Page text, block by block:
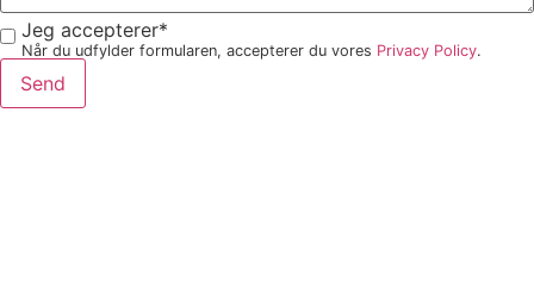
Jeg accepterer*
Når du udfylder formularen, accepterer du vores Privacy Policy.
Send